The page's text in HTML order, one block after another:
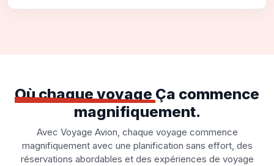
Où chaque voyage Ça commence
magnifiquement.
Avec Voyage Avion, chaque voyage commence
magnifiquement avec une planification sans effort, des
réservations abordables et des expériences de voyage